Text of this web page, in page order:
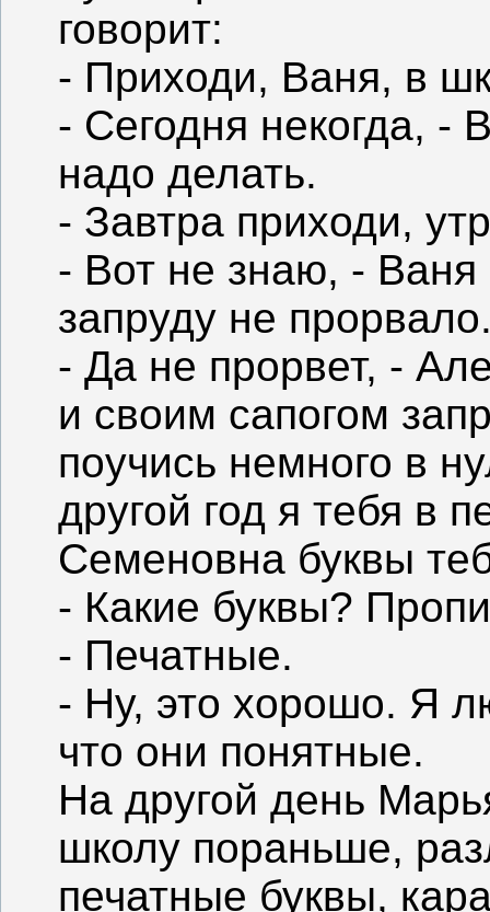
говорит:
- Приходи, Ваня, в
- Сегодня некогда, -
надо делать.
- Завтра приходи,
- Вот не знаю, - Ваня
запруду не
- Да не прорвет, -
и своим сапогом
поучись немного в
другой год я тебя в
Семеновна буквы
- Какие буквы?
- Печатные.
- Ну, это хорошо. Я
что они понятные.
На другой день
школу пораньше,
печатные буквы,